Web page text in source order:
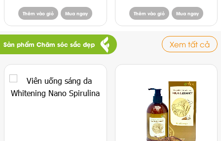
Thêm vào giỏ Mua ngay Thêm vào giỏ Mua ngay
Sản phẩm Chăm sóc sắc đẹp Xem tất cả